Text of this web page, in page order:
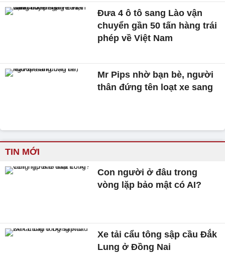
Đưa 4 ô tô sang Lào vận
chuyển gần 50 tấn hàng trái
phép về Việt Nam
Mr Pips nhờ bạn bè, người
thân đứng tên loạt xe sang
TIN MỚI
Con người ở đâu trong
vòng lặp bảo mật có AI?
Xe tải cẩu tông sập cầu Đắk
Lung ở Đồng Nai